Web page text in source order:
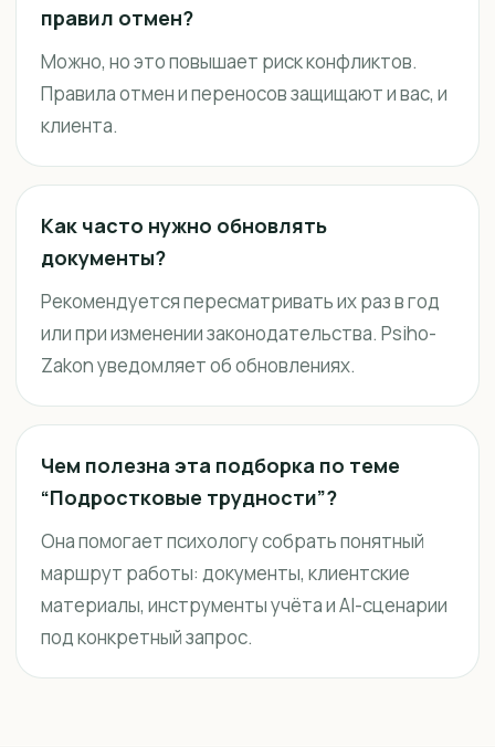
правил отмен?
Можно, но это повышает риск конфликтов.
Правила отмен и переносов защищают и вас, и
клиента.
Как часто нужно обновлять
документы?
Рекомендуется пересматривать их раз в год
или при изменении законодательства. Psiho-
Zakon уведомляет об обновлениях.
Чем полезна эта подборка по теме
“Подростковые трудности”?
Она помогает психологу собрать понятный
маршрут работы: документы, клиентские
материалы, инструменты учёта и AI-сценарии
под конкретный запрос.